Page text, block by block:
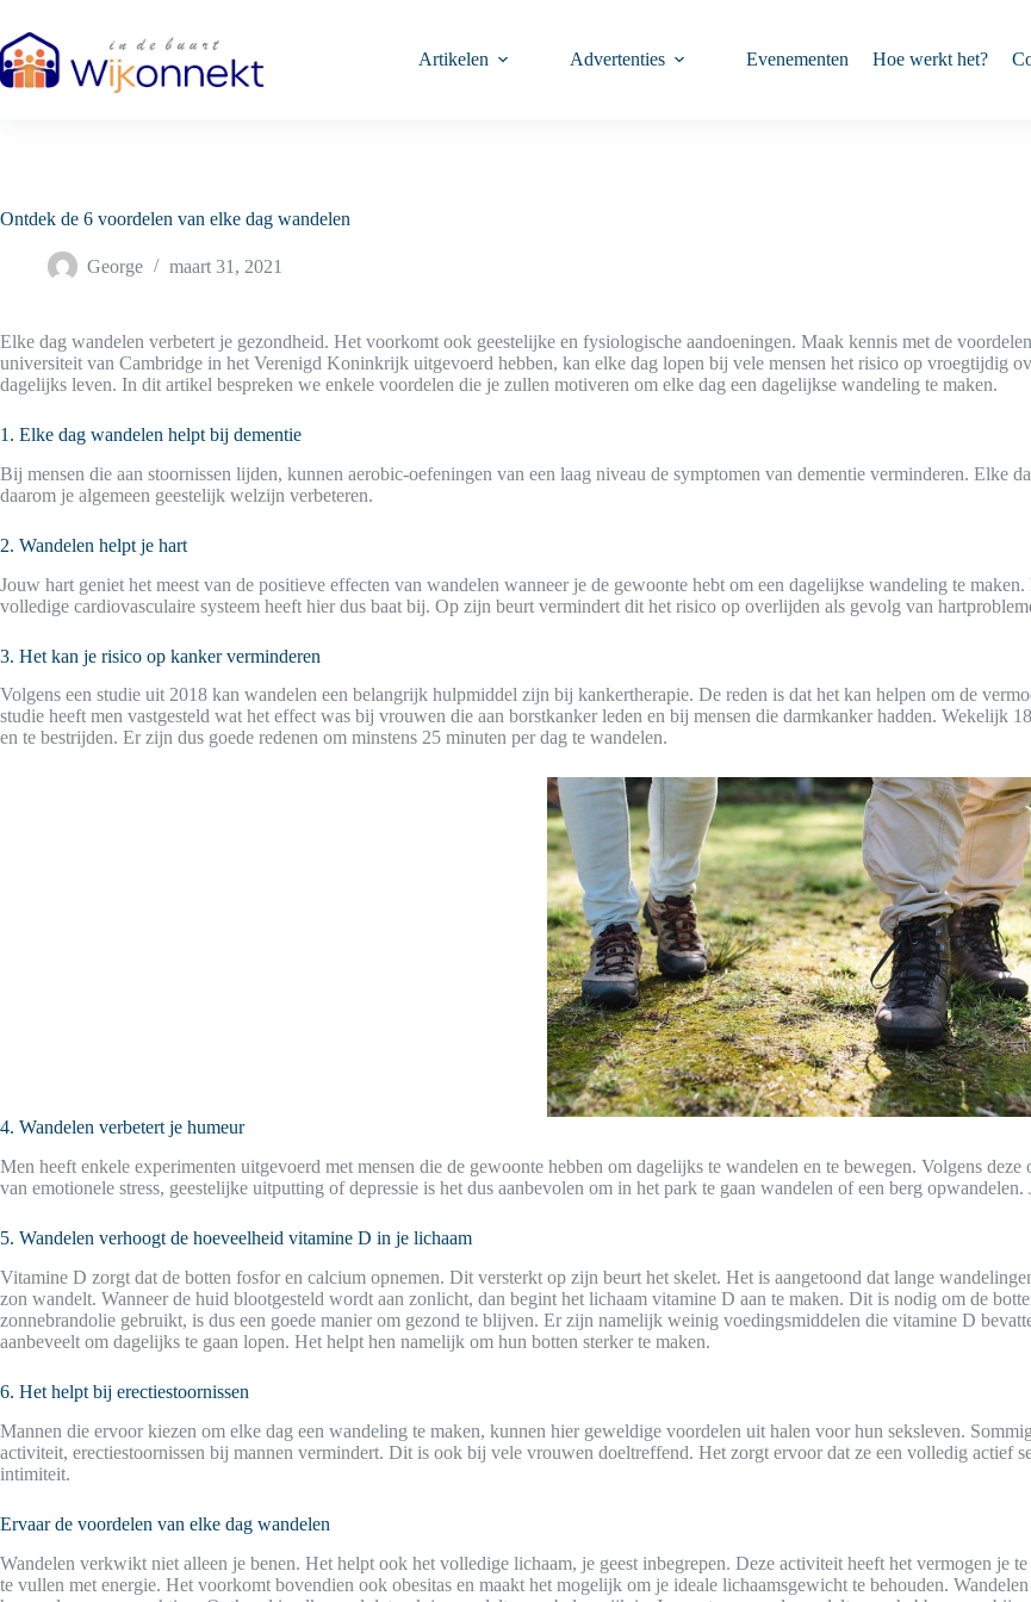
naar
de
inhoud
Artikelen Advertenties Evenementen Hoe werkt het?
Ontdek de 6 voordelen van elke dag wandelen
George maart 31, 2021
Elke dag wandelen verbetert je gezondheid. Het voorkomt ook geestelijke en fysiologische aandoeningen. Maak kennis met de
universiteit van Cambridge in het Verenigd Koninkrijk uitgevoerd hebben, kan elke dag lopen bij vele mensen het risico op vroegtijdig
dagelijks leven. In dit artikel bespreken we enkele voordelen die je zullen motiveren om elke dag een dagelijkse wandeling te maken.
1. Elke dag wandelen helpt bij dementie
Bij mensen die aan stoornissen lijden, kunnen aerobic-oefeningen van een laag niveau de symptomen van dementie verminderen. Elke
daarom je algemeen geestelijk welzijn verbeteren.
2. Wandelen helpt je hart
Jouw hart geniet het meest van de positieve effecten van wandelen wanneer je de gewoonte hebt om een dagelijkse wandeling te
volledige cardiovasculaire systeem heeft hier dus baat bij. Op zijn beurt vermindert dit het risico op overlijden als gevolg van
3. Het kan je risico op kanker verminderen
Volgens een studie uit 2018 kan wandelen een belangrijk hulpmiddel zijn bij kankertherapie. De reden is dat het kan helpen om de
studie heeft men vastgesteld wat het effect was bij vrouwen die aan borstkanker leden en bij mensen die darmkanker hadden. Wekelijk
en te bestrijden. Er zijn dus goede redenen om minstens 25 minuten per dag te wandelen.
4. Wandelen verbetert je humeur
Men heeft enkele experimenten uitgevoerd met mensen die de gewoonte hebben om dagelijks te wandelen en te bewegen. Volgens
van emotionele stress, geestelijke uitputting of depressie is het dus aanbevolen om in het park te gaan wandelen of een berg
5. Wandelen verhoogt de hoeveelheid vitamine D in je lichaam
Vitamine D zorgt dat de botten fosfor en calcium opnemen. Dit versterkt op zijn beurt het skelet. Het is aangetoond dat lange
zon wandelt. Wanneer de huid blootgesteld wordt aan zonlicht, dan begint het lichaam vitamine D aan te maken. Dit is nodig om de
zonnebrandolie gebruikt, is dus een goede manier om gezond te blijven. Er zijn namelijk weinig voedingsmiddelen die vitamine D
aanbeveelt om dagelijks te gaan lopen. Het helpt hen namelijk om hun botten sterker te maken.
6. Het helpt bij erectiestoornissen
Mannen die ervoor kiezen om elke dag een wandeling te maken, kunnen hier geweldige voordelen uit halen voor hun seksleven.
activiteit, erectiestoornissen bij mannen vermindert. Dit is ook bij vele vrouwen doeltreffend. Het zorgt ervoor dat ze een volledig actief
intimiteit.
Ervaar de voordelen van elke dag wandelen
Wandelen verkwikt niet alleen je benen. Het helpt ook het volledige lichaam, je geest inbegrepen. Deze activiteit heeft het vermogen je
te vullen met energie. Het voorkomt bovendien ook obesitas en maakt het mogelijk om je ideale lichaamsgewicht te behouden.